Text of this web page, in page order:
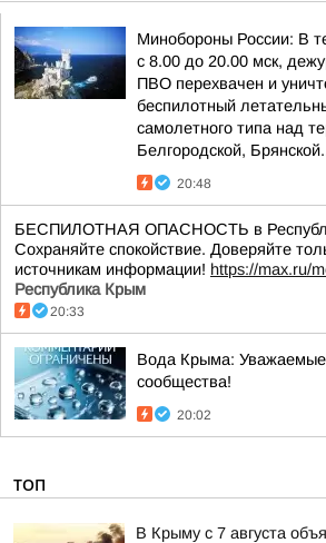
Минобороны России: В
с 8.00 до 20.00 мск,
ПВО перехвачен и
беспилотный
самолетного типа над
Белгородской,
20:48
БЕСПИЛОТНАЯ ОПАСНОСТЬ в
Сохраняйте спокойствие. Доверяйте
источникам информации! https://max.ru/
Республика Крым
20:33
Вода Крыма: Уважаемые
сообщества!
20:02
ТОП
В Крыму с 7 августа